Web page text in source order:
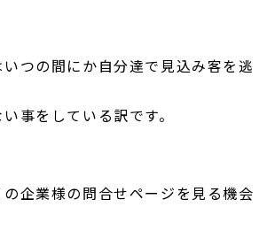
つの間にか自分達で見込み客を逃
事をしている訳です。
企業様の問合せページを見る機会